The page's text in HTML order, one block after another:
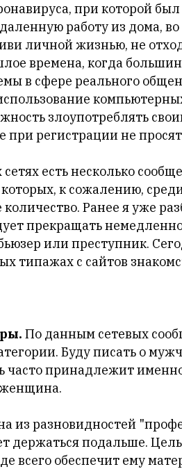
при которой
работу из дома,
личной жизнью, не
времена, когда
в сфере реального
злоупотреблять
при регистрации не
есть несколько
которых, к сожалению,
количество. Ранее я уже
прекращать
или преступник.
типажах с сайтов
По данным сетевых
Буду писать о
часто принадлежит
женщина.
из разновидностей
держаться подальше.
всего обеспечит ему